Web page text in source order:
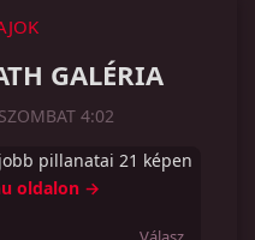
GALÉRIA
4:02
pillanatai 21 képen
oldalon →